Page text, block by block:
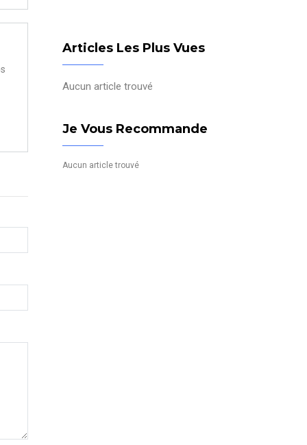
Articles Les Plus Vues
Aucun article trouvé
Je Vous Recommande
Aucun article trouvé